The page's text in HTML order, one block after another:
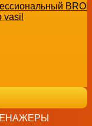
vasil
тренажеры